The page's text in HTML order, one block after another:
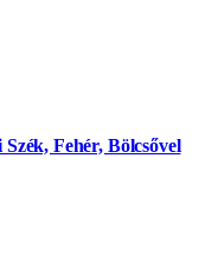
Fehér, Bölcsővel